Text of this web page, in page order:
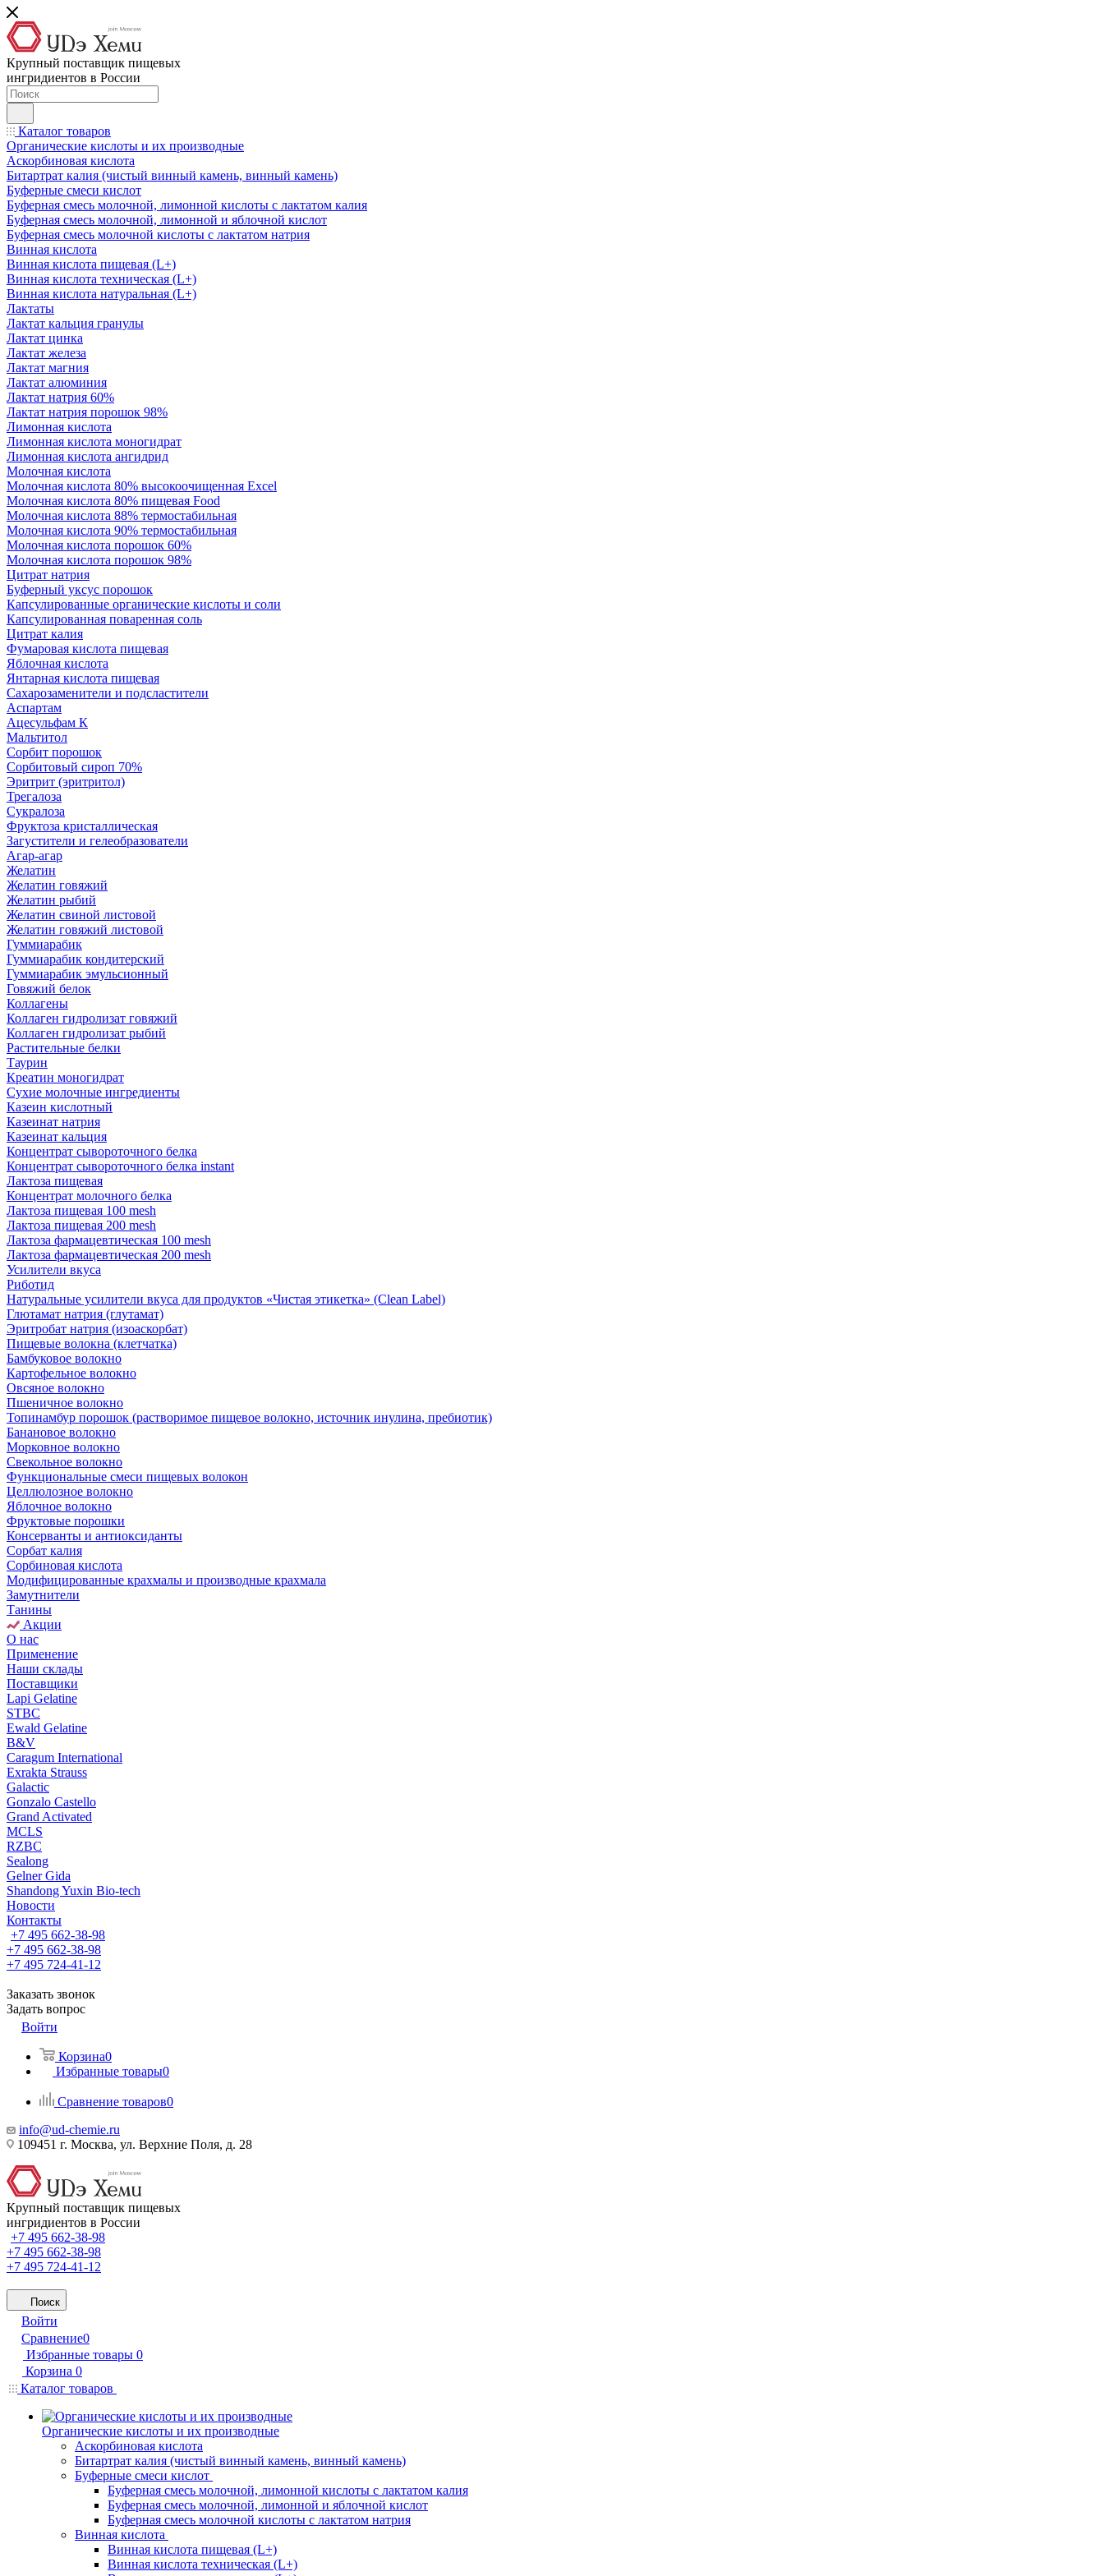
Крупный поставщик пищевых
ингридиентов в России
Каталог товаров
Органические кислоты и их производные
Аскорбиновая кислота
Битартрат калия (чистый винный камень, винный камень)
Буферные смеси кислот
Буферная смесь молочной, лимонной кислоты с лактатом калия
Буферная смесь молочной, лимонной и яблочной кислот
Буферная смесь молочной кислоты с лактатом натрия
Винная кислота
Винная кислота пищевая (L+)
Винная кислота техническая (L+)
Винная кислота натуральная (L+)
Лактаты
Лактат кальция гранулы
Лактат цинка
Лактат железа
Лактат магния
Лактат алюминия
Лактат натрия 60%
Лактат натрия порошок 98%
Лимонная кислота
Лимонная кислота моногидрат
Лимонная кислота ангидрид
Молочная кислота
Молочная кислота 80% высокоочищенная Excel
Молочная кислота 80% пищевая Food
Молочная кислота 88% термостабильная
Молочная кислота 90% термостабильная
Молочная кислота порошок 60%
Молочная кислота порошок 98%
Цитрат натрия
Буферный уксус порошок
Капсулированные органические кислоты и соли
Капсулированная поваренная соль
Цитрат калия
Фумаровая кислота пищевая
Яблочная кислота
Янтарная кислота пищевая
Сахарозаменители и подсластители
Аспартам
Ацесульфам К
Мальтитол
Сорбит порошок
Сорбитовый сироп 70%
Эритрит (эритритол)
Трегалоза
Сукралоза
Фруктоза кристаллическая
Загустители и гелеобразователи
Агар-агар
Желатин
Желатин говяжий
Желатин рыбий
Желатин свиной листовой
Желатин говяжий листовой
Гуммиарабик
Гуммиарабик кондитерский
Гуммиарабик эмульсионный
Говяжий белок
Коллагены
Коллаген гидролизат говяжий
Коллаген гидролизат рыбий
Растительные белки
Таурин
Креатин моногидрат
Сухие молочные ингредиенты
Казеин кислотный
Казеинат натрия
Казеинат кальция
Концентрат сывороточного белка
Концентрат сывороточного белка instant
Лактоза пищевая
Концентрат молочного белка
Лактоза пищевая 100 mesh
Лактоза пищевая 200 mesh
Лактоза фармацевтическая 100 mesh
Лактоза фармацевтическая 200 mesh
Усилители вкуса
Риботид
Натуральные усилители вкуса для продуктов «Чистая этикетка» (Clean Label)
Глютамат натрия (глутамат)
Эритробат натрия (изоаскорбат)
Пищевые волокна (клетчатка)
Бамбуковое волокно
Картофельное волокно
Овсяное волокно
Пшеничное волокно
Топинамбур порошок (растворимое пищевое волокно, источник инулина, пребиотик)
Банановое волокно
Морковное волокно
Свекольное волокно
Функциональные смеси пищевых волокон
Целлюлозное волокно
Яблочное волокно
Фруктовые порошки
Консерванты и антиоксиданты
Сорбат калия
Сорбиновая кислота
Модифицированные крахмалы и производные крахмала
Замутнители
Танины
Акции
О нас
Применение
Наши склады
Поставщики
Lapi Gelatine
STBC
Ewald Gelatine
B&V
Caragum International
Exrakta Strauss
Galactic
Gonzalo Castello
Grand Activated
MCLS
RZBC
Sealong
Gelner Gida
Shandong Yuxin Bio-tech
Новости
Контакты
+7 495 662-38-98
+7 495 662-38-98
+7 495 724-41-12
Заказать звонок
Задать вопрос
Войти
Корзина0
Избранные товары0
Сравнение товаров0
info@ud-chemie.ru
109451 г. Москва, ул. Верхние Поля, д. 28
Крупный поставщик пищевых
ингридиентов в России
+7 495 662-38-98
+7 495 662-38-98
+7 495 724-41-12
Поиск
Войти
Сравнение0
Избранные товары 0
Корзина 0
Каталог товаров
Органические кислоты и их производные
Аскорбиновая кислота
Битартрат калия (чистый винный камень, винный камень)
Буферные смеси кислот
Буферная смесь молочной, лимонной кислоты с лактатом калия
Буферная смесь молочной, лимонной и яблочной кислот
Буферная смесь молочной кислоты с лактатом натрия
Винная кислота
Винная кислота пищевая (L+)
Винная кислота техническая (L+)